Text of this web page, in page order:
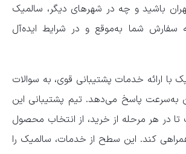
باشید و چه در شهرهای دیگر، سالمیک
شما به‌موقع و در شرایط ایده‌آل
با ارائه خدمات پشتیبانی قوی، به سوالات
به‌سرعت پاسخ می‌دهد. تیم پشتیبانی این
در هر مرحله از خرید، از انتخاب محصول
کند. این سطح از خدمات، سالمیک را